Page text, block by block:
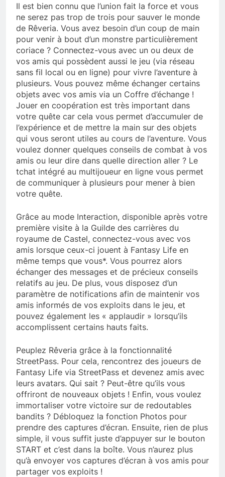
Il est bien connu que l’union fait la force et vous
ne serez pas trop de trois pour sauver le monde
de Rêveria. Vous avez besoin d’un coup de main
pour venir à bout d’un monstre particulièrement
coriace ? Connectez-vous avec un ou deux de
vos amis qui possèdent aussi le jeu (via réseau
sans fil local ou en ligne) pour vivre l’aventure à
plusieurs. Vous pouvez même échanger certains
objets avec vos amis via un Coffre d’échange !
Jouer en coopération est très important dans
votre quête car cela vous permet d’accumuler de
l’expérience et de mettre la main sur des objets
qui vous seront utiles au cours de l’aventure. Vous
voulez donner quelques conseils de combat à vos
amis ou leur dire dans quelle direction aller ? Le
tchat intégré au multijoueur en ligne vous permet
de communiquer à plusieurs pour mener à bien
votre quête.
Grâce au mode Interaction, disponible après votre
première visite à la Guilde des carrières du
royaume de Castel, connectez-vous avec vos
amis lorsque ceux-ci jouent à Fantasy Life en
même temps que vous*. Vous pourrez alors
échanger des messages et de précieux conseils
relatifs au jeu. De plus, vous disposez d’un
paramètre de notifications afin de maintenir vos
amis informés de vos exploits dans le jeu, et
pouvez également les « applaudir » lorsqu’ils
accomplissent certains hauts faits.
Peuplez Rêveria grâce à la fonctionnalité
StreetPass. Pour cela, rencontrez des joueurs de
Fantasy Life via StreetPass et devenez amis avec
leurs avatars. Qui sait ? Peut-être qu’ils vous
offriront de nouveaux objets ! Enfin, vous voulez
immortaliser votre victoire sur de redoutables
bandits ? Débloquez la fonction Photos pour
prendre des captures d’écran. Ensuite, rien de plus
simple, il vous suffit juste d’appuyer sur le bouton
START et c’est dans la boîte. Vous n’aurez plus
qu’à envoyer vos captures d’écran à vos amis pour
partager vos exploits !